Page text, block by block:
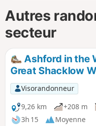
Autres
secteur
Ashford in the
Great Shacklow
Visorandonneur
9,26 km
+208 m
3h 15
Moyenne